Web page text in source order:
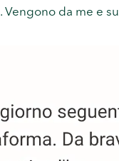
. Vengono da me e